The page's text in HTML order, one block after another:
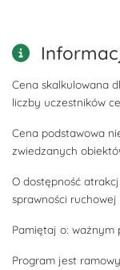
Cena skalkulowana
liczby uczestników
Cena podstawowa
zwiedzanych
O dostępność
sprawności
Pamiętaj o: ważnym
Program jest